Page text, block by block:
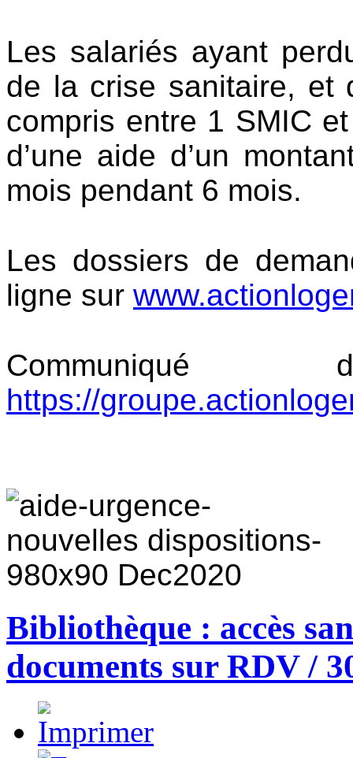
Les salariés ayant
de la crise sanitaire, et
compris entre 1 SMIC
d’une aide d’un
mois pendant 6 mois.
Les dossiers de
ligne sur
https://
Bibliothèque : accès
documents sur RDV /